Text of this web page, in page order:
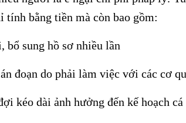
tính bằng tiền mà còn bao gồm:
bổ sung hồ sơ nhiều lần
đoạn do phải làm việc với các cơ
kéo dài ảnh hưởng đến kế hoạch